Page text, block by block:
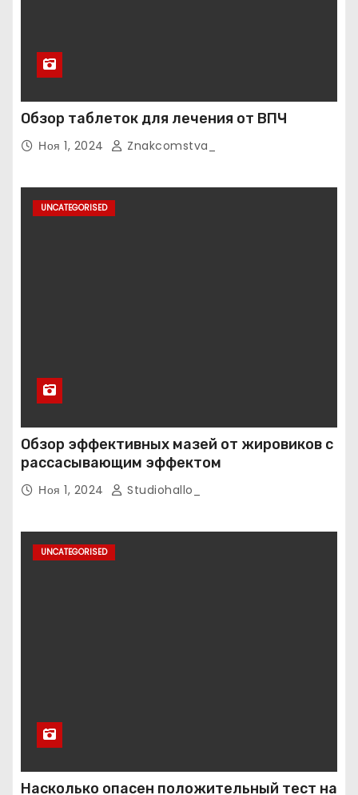
Обзор таблеток для лечения от ВПЧ
Ноя 1, 2024 Znakcomstva_
UNCATEGORISED
Обзор эффективных мазей от жировиков с
рассасывающим эффектом
Ноя 1, 2024 Studiohallo_
UNCATEGORISED
Насколько опасен положительный тест на